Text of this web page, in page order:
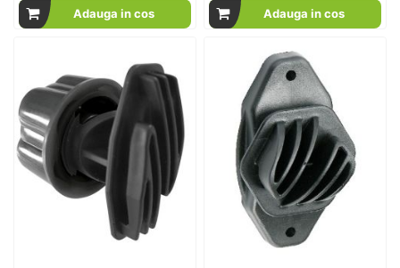
Adauga in cos Adauga in cos